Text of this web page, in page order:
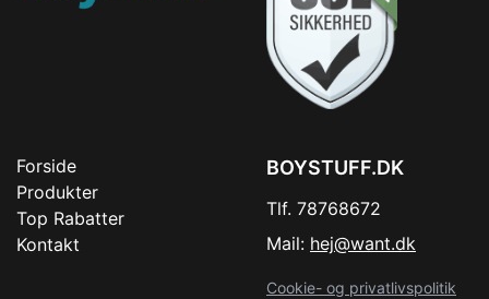
Forside
Produkter
Top Rabatter
Kontakt
BOYSTUFF.DK
Tlf. 78768672
Mail: hej@want.dk
Cookie- og privatlivspolitik